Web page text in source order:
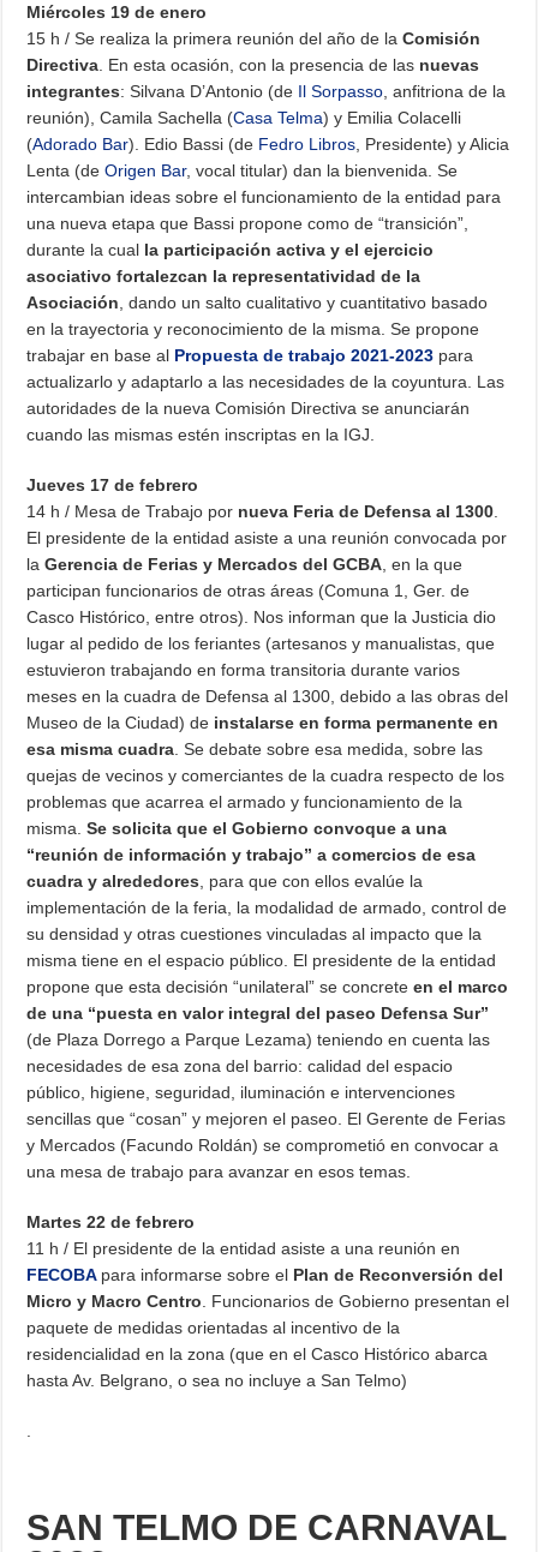
Miércoles 19 de enero
15 h / Se realiza la primera reunión del año de laComisión
Directiva . En esta ocasión, con la presencia de las nuevas
integrantes: Silvana D’Antonio (de Il Sorpasso , anfitriona de la
reunión), Camila Sachella (Casa Telma) y Emilia Colacelli
(Adorado Bar). Edio Bassi (de Fedro Libros , Presidente) y Alicia
Lenta (deOrigen Bar, vocal titular) dan la bienvenida. Se
intercambian ideas sobre el funcionamiento de la entidad para
una nueva etapa que Bassi propone como de “transición”,
durante la cual la participación activa y el ejercicio
asociativo fortalezcan la representatividad de la
Asociación , dando un salto cualitativo y cuantitativo basado
en la trayectoria y reconocimiento de la misma. Se propone
trabajar en base al Propuesta de trabajo 2021-2023 para
actualizarlo y adaptarlo a las necesidades de la coyuntura. Las
autoridades de la nueva Comisión Directiva se anunciarán
cuando las mismas estén inscriptas en la IGJ.
Jueves 17 de febrero
14 h / Mesa de Trabajo por nueva Feria de Defensa al 1300
El presidente de la entidad asiste a una reunión convocada por
laGerencia de Ferias y Mercados del GCBA , en la que
participan funcionarios de otras áreas (Comuna 1, Ger. de
Casco Histórico, entre otros). Nos informan que la Justicia dio
lugar al pedido de los feriantes (artesanos y manualistas, que
estuvieron trabajando en forma transitoria durante varios
meses en la cuadra de Defensa al 1300, debido a las obras del
Museo de la Ciudad) de instalarse en forma permanente en
esa misma cuadra . Se debate sobre esa medida, sobre las
quejas de vecinos y comerciantes de la cuadra respecto de los
problemas que acarrea el armado y funcionamiento de la
misma.Se solicita que el Gobierno convoque a una
“reunión de información y trabajo” a comercios de esa
cuadra y alrededores , para que con ellos evalúe la
implementación de la feria, la modalidad de armado, control de
su densidad y otras cuestiones vinculadas al impacto que la
misma tiene en el espacio público. El presidente de la entidad
propone que esta decisión “unilateral” se concreteen el marco
de una “puesta en valor integral del paseo Defensa Sur”
(de Plaza Dorrego a Parque Lezama) teniendo en cuenta las
necesidades de esa zona del barrio: calidad del espacio
público, higiene, seguridad, iluminación e intervenciones
sencillas que “cosan” y mejoren el paseo. El Gerente de Ferias
y Mercados (Facundo Roldán) se comprometió en convocar a
una mesa de trabajo para avanzar en esos temas.
Martes 22 de febrero
11 h / El presidente de la entidad asiste a una reunión en
FECOBA para informarse sobre el Plan de Reconversión del
Micro y Macro Centro . Funcionarios de Gobierno presentan el
paquete de medidas orientadas al incentivo de la
residencialidad en la zona (que en el Casco Histórico abarca
hasta Av. Belgrano, o sea no incluye a San Telmo)
SAN TELMO DE CARNAVAL